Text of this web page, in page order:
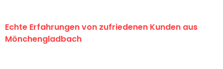
Echte Erfahrungen von zufriedenen Kunden aus
Mönchengladbach